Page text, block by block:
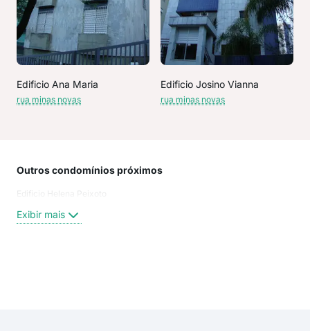
Edificio Ana Maria
rua minas novas
Edificio Josino Vianna
rua minas novas
Outros condomínios próximos
Edificio Helena Peixoto
Exibir mais